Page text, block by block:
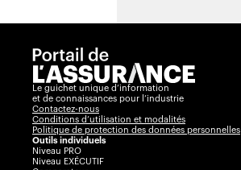
Le guichet unique d’information
et de connaissances pour l’industrie
Contactez-nous
Conditions d’utilisation et modalités
Politique de protection des données personnelles
Outils individuels
Niveau PRO
Niveau EXÉCUTIF